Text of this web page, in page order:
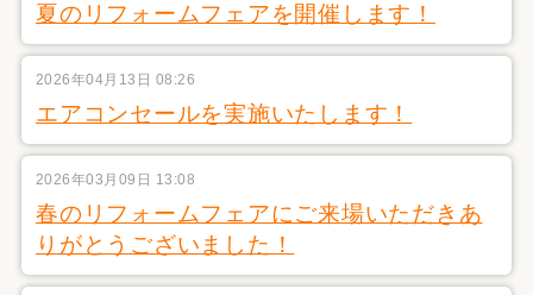
夏のリフォームフェアを開催します！
2026年04月13日 08:26
エアコンセールを実施いたします！
2026年03月09日 13:08
春のリフォームフェアにご来場いただきあ
りがとうございました！